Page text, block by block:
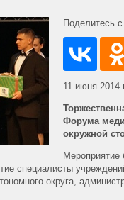
Поделитесь
11 июня 2014
Форума
окружной
Мероприятие
специалисты
округа,